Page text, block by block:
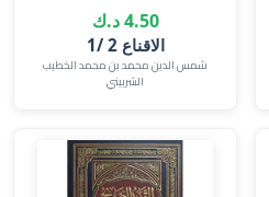
4.50 د.ك
الاقناع 2 /1
شمس الدين محمد بن محمد الخطيب
الشربيني‎